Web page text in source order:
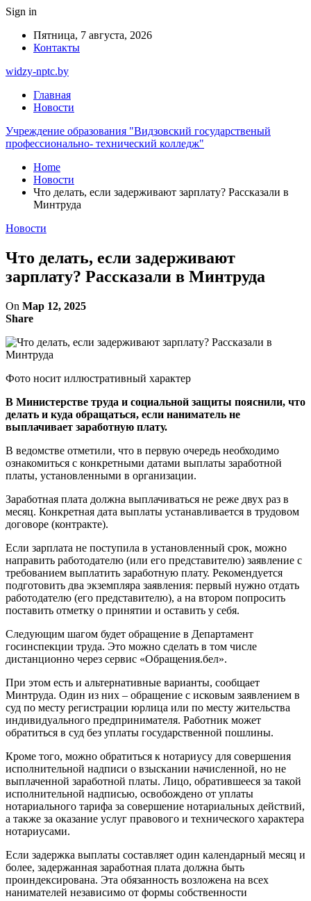
Sign in
Пятница, 7 августа, 2026
Контакты
widzy-nptc.by
Главная
Новости
Учреждение образования "Видзовский государственый
профессионально- технический колледж"
Home
Новости
Что делать, если задерживают зарплату? Рассказали в
Минтруда
Новости
Что делать, если задерживают
зарплату? Рассказали в Минтруда
On Мар 12, 2025
Share
Фото носит иллюстративный характер
В Министерстве труда и социальной защиты пояснили, что
делать и куда обращаться, если наниматель не
выплачивает заработную плату.
В ведомстве отметили, что в первую очередь необходимо
ознакомиться с конкретными датами выплаты заработной
платы, установленными в организации.
Заработная плата должна выплачиваться не реже двух раз в
месяц. Конкретная дата выплаты устанавливается в трудовом
договоре (контракте).
Если зарплата не поступила в установленный срок, можно
направить работодателю (или его представителю) заявление с
требованием выплатить заработную плату. Рекомендуется
подготовить два экземпляра заявления: первый нужно отдать
работодателю (его представителю), а на втором попросить
поставить отметку о принятии и оставить у себя.
Следующим шагом будет обращение в Департамент
госинспекции труда. Это можно сделать в том числе
дистанционно через сервис «Обращения.бел».
При этом есть и альтернативные варианты, сообщает
Минтруда. Один из них – обращение с исковым заявлением в
суд по месту регистрации юрлица или по месту жительства
индивидуального предпринимателя. Работник может
обратиться в суд без уплаты государственной пошлины.
Кроме того, можно обратиться к нотариусу для совершения
исполнительной надписи о взыскании начисленной, но не
выплаченной заработной платы. Лицо, обратившееся за такой
исполнительной надписью, освобождено от уплаты
нотариального тарифа за совершение нотариальных действий,
а также за оказание услуг правового и технического характера
нотариусами.
Если задержка выплаты составляет один календарный месяц и
более, задержанная заработная плата должна быть
проиндексирована. Эта обязанность возложена на всех
нанимателей независимо от формы собственности